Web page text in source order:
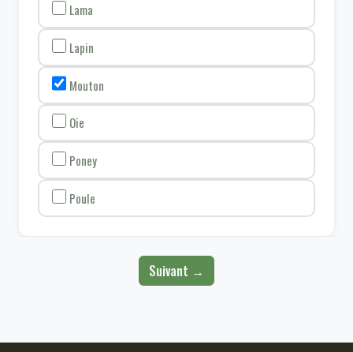
Lama
Lapin
Mouton
Oie
Poney
Poule
Suivant →